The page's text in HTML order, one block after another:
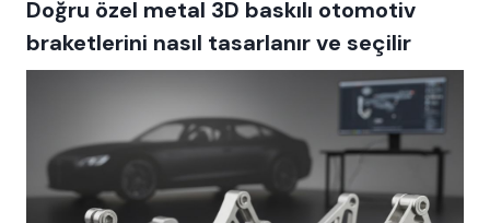
Doğru özel metal 3D baskılı otomotiv
braketlerini nasıl tasarlanır ve seçilir